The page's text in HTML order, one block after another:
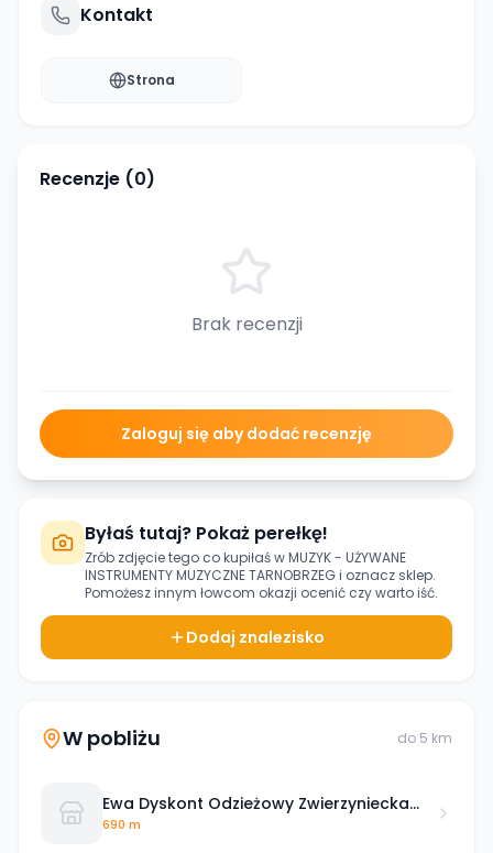
Kontakt
Strona
Recenzje (0)
Brak recenzji
Zaloguj się aby dodać recenzję
Byłaś tutaj? Pokaż perełkę!
Zrób zdjęcie tego co kupiłaś wMUZYK - UŻYWANE
INSTRUMENTY MUZYCZNE TARNOBRZEGi oznacz sklep.
Pomożesz innym łowcom okazji ocenić czy warto iść.
Dodaj znalezisko
W pobliżu do 5 km
Ewa Dyskont Odzieżowy Zwierzyniecka
Tarnobrzeg
690 m